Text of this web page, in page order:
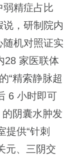
弱精症占比
说，研制院内
随机对照证实
28 家医联体
“精索静脉超
6 小时即可
阴囊水肿发
提供“针刺
元、三阴交